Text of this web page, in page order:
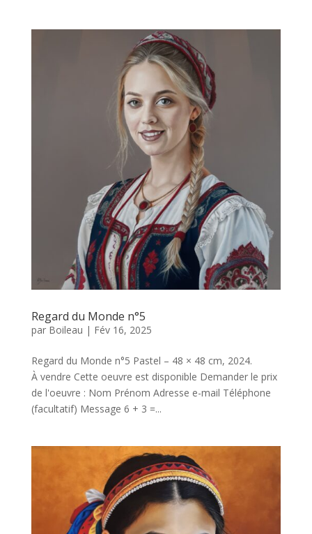
Regard du Monde n°5
par Boileau | Fév 16, 2025
Regard du Monde n°5 Pastel – 48 × 48 cm, 2024.
À vendre Cette oeuvre est disponible Demander le prix
de l'oeuvre : Nom Prénom Adresse e-mail Téléphone
(facultatif) Message 6 + 3 =...